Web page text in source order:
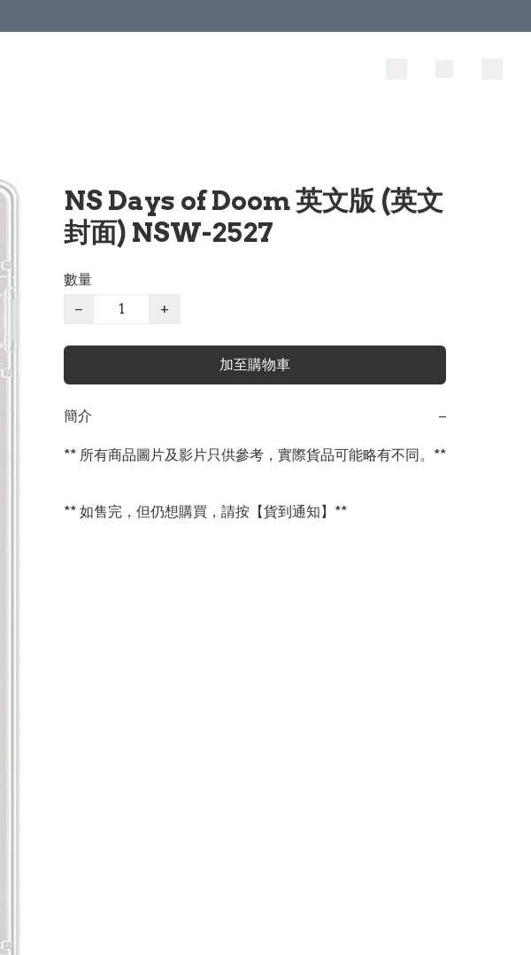
NS Days of Doom 英文版 (英文
封面) NSW-2527
數量
−
+
加至購物車
簡介 −
** 所有商品圖片及影片只供參考，實際貨品可能略有不同。**
** 如售完，但仍想購買，請按【貨到通知】**